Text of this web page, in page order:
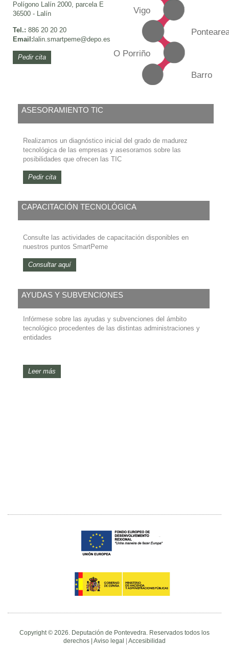
Polígono Lalín 2000, parcela E
36500 - Lalín
Tel.: 886 20 20 20
Email:lalin.smartpeme@depo.es
Pedir cita
Vigo
O Porriño
Barro
ASESORAMIENTO TIC
Realizamos un diagnóstico inicial del grado de madurez
tecnológica de las empresas y asesoramos sobre las
posibilidades que ofrecen las TIC
Pedir cita
CAPACITACIÓN TECNOLÓGICA
Consulte las actividades de capacitación disponibles en
nuestros puntos SmartPeme
Consultar aquí
AYUDAS Y SUBVENCIONES
Infórmese sobre las ayudas y subvenciones del ámbito
tecnológico procedentes de las distintas administraciones y
entidades
Leer más
Copyright © 2026. Deputación de Pontevedra. Reservados todos los
derechos | Aviso legal Accesibilidad